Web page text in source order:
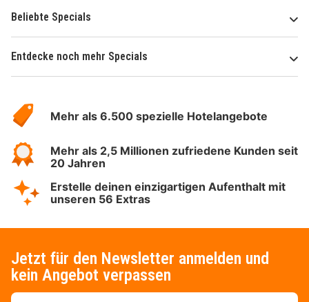
Beliebte Specials
Entdecke noch mehr Specials
Hotelspecials
Mehr als 6.500 spezielle Hotelangebote
Mehr als 2,5 Millionen zufriedene Kunden seit
20 Jahren
Erstelle deinen einzigartigen Aufenthalt mit
unseren 56 Extras
Jetzt für den Newsletter anmelden und
kein Angebot verpassen